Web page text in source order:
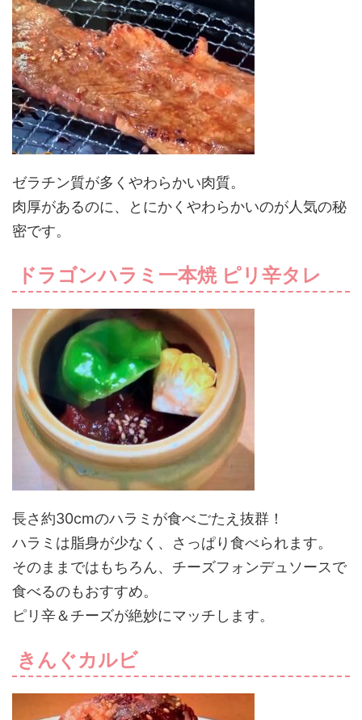
ゼラチン質が多くやわらかい肉質。
肉厚があるのに、とにかくやわらかいのが人気の秘
密です。
ドラゴンハラミ一本焼 ピリ辛タレ
長さ約30cmのハラミが食べごたえ抜群！
ハラミは脂身が少なく、さっぱり食べられます。
そのままではもちろん、チーズフォンデュソースで
食べるのもおすすめ。
ピリ辛＆チーズが絶妙にマッチします。
きんぐカルビ